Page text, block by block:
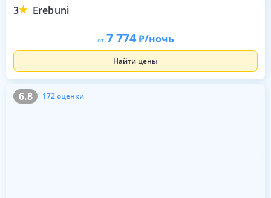
3 Erebuni
от 7 774 /ночь
Найти цены
6.8 172 оценки
6.8 172 оценки